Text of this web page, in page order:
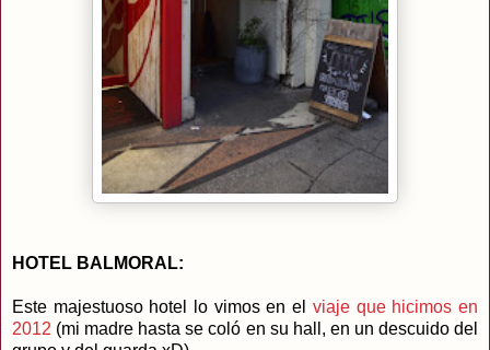
HOTEL BALMORAL:
Este majestuoso hotel lo vimos en el viaje que hicimos en
2012 (mi madre hasta se coló en su hall, en un descuido del